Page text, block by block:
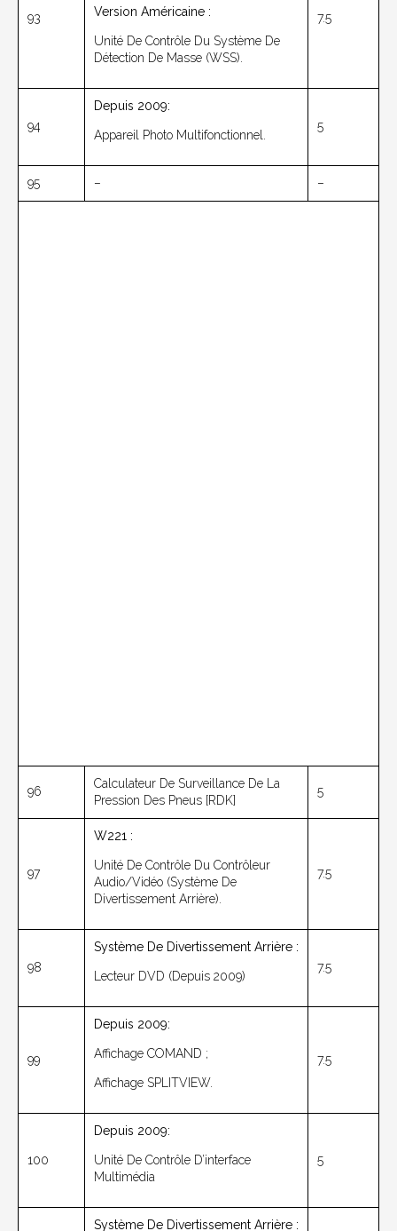
93 Version Américaine :
Unité De Contrôle Du Système De
Détection De Masse (WSS).
7.5
94
Depuis 2009:
Appareil Photo Multifonctionnel.
5
95 – –
96
Calculateur De Surveillance De La
Pression Des Pneus [RDK]
5
97
W221 :
Unité De Contrôle Du Contrôleur
Audio/vidéo (système De
Divertissement Arrière).
7.5
98
Système De Divertissement Arrière :
Lecteur DVD (depuis 2009)
7.5
99
Depuis 2009:
Affichage COMAND ;
Affichage SPLITVIEW.
7.5
100
Depuis 2009:
Unité De Contrôle D’interface
Multimédia
5
Système De Divertissement Arrière :